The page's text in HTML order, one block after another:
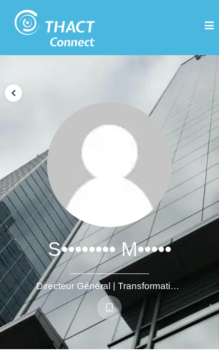
S•••••••• M•••••
Directeur Général | Transformation & Performance | Développement d’activités | Management d’équipes